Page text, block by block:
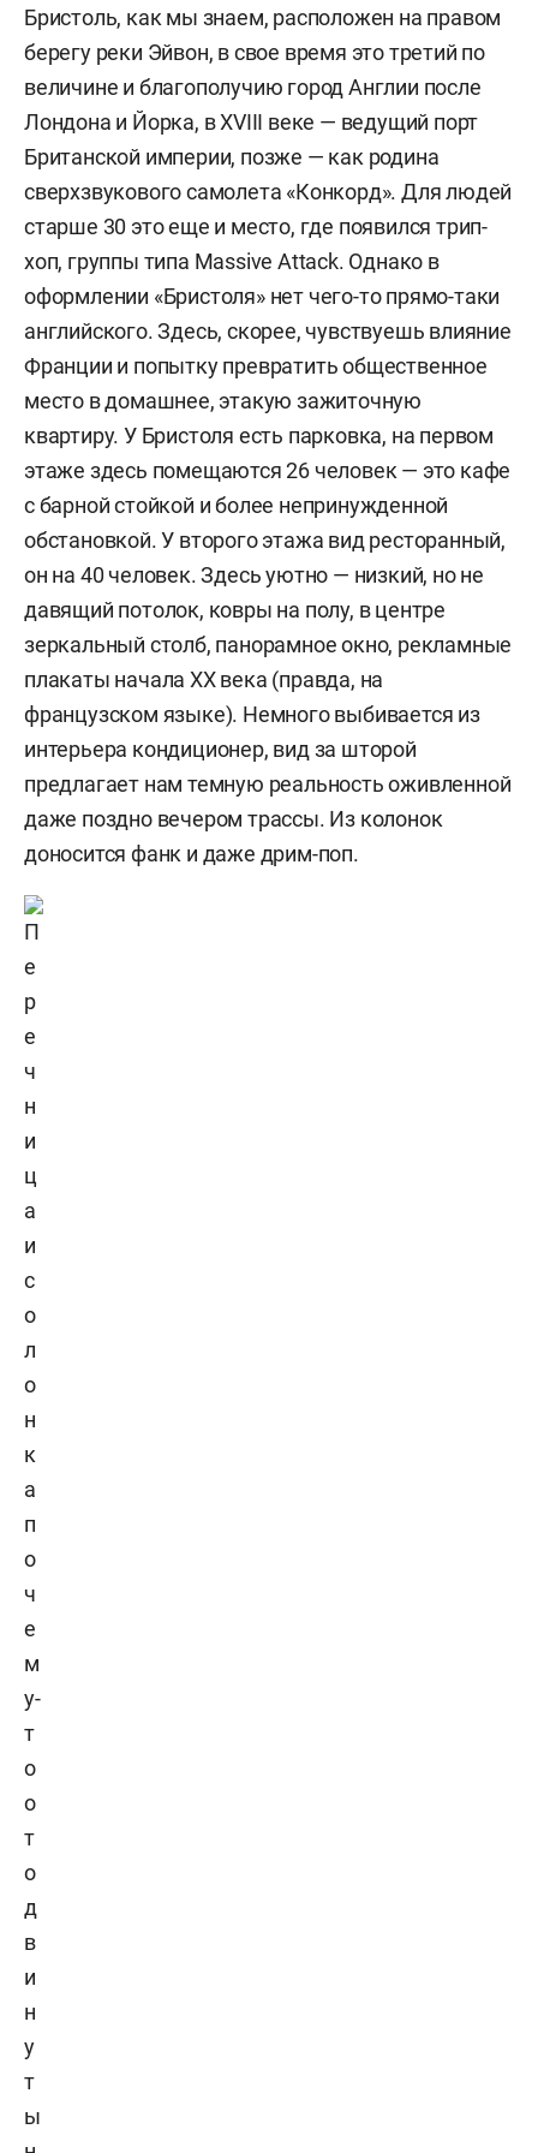
Бристоль, как мы знаем, расположен на правом
берегу реки Эйвон, в свое время это третий по
величине и благополучию город Англии после
Лондона и Йорка, в XVIII веке — ведущий порт
Британской империи, позже — как родина
сверхзвукового самолета «Конкорд». Для людей
старше 30 это еще и место, где появился трип-
хоп, группы типа Massive Attack. Однако в
оформлении «Бристоля» нет чего-то прямо-таки
английского. Здесь, скорее, чувствуешь влияние
Франции и попытку превратить общественное
место в домашнее, этакую зажиточную
квартиру. У Бристоля есть парковка, на первом
этаже здесь помещаются26 человек — это кафе
с барной стойкой и более непринужденной
обстановкой. У второгоэтажа вид ресторанный,
он на 40 человек.Здесь уютно — низкий, но не
давящий потолок, ковры на полу, в центре
зеркальный столб, панорамное окно, рекламные
плакаты началаXX века (правда, на
французском языке). Немного выбивается из
интерьера кондиционер, вид за шторой
предлагает нам темную реальность оживленной
даже поздно вечером трассы. Из колонок
доносится фанк и даже дрим-поп.